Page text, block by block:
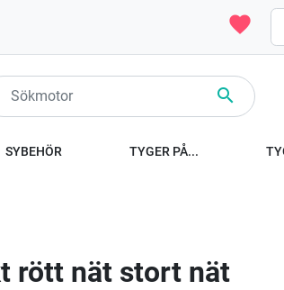
favorite

SYBEHÖR TYGER PÅ...
rött nät stort nät